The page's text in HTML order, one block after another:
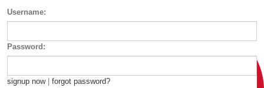
Username:
Password:
signup now| forgot password?